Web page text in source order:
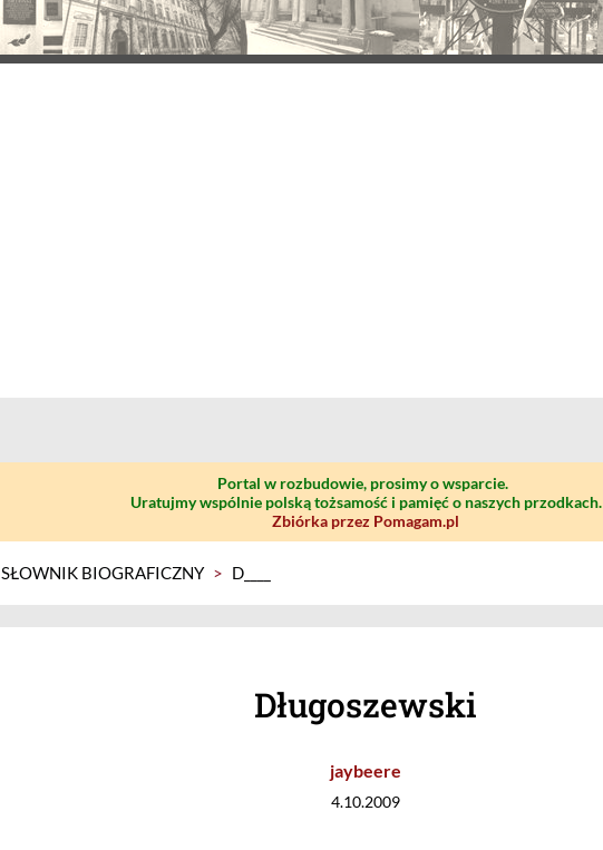
Portal w rozbudowie, prosimy o wsparcie.
Uratujmy wspólnie polską tożsamość i pamięć o naszych przodkach.
Zbiórka przez Pomagam.pl
SŁOWNIK BIOGRAFICZNY > D____
Długoszewski
jaybeere
4.10.2009